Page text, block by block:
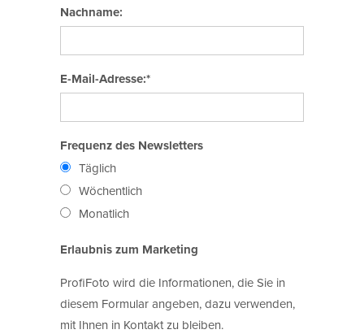
Nachname:
E-Mail-Adresse:*
Frequenz des Newsletters
Täglich
Wöchentlich
Monatlich
Erlaubnis zum Marketing
ProfiFoto wird die Informationen, die Sie in
diesem Formular angeben, dazu verwenden,
mit Ihnen in Kontakt zu bleiben.